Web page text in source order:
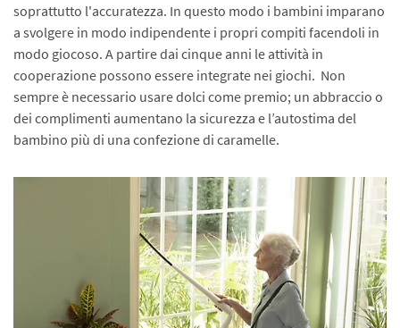
soprattutto l'accuratezza. In questo modo i bambini imparano
a svolgere in modo indipendente i propri compiti facendoli in
modo giocoso. A partire dai cinque anni le attività in
cooperazione possono essere integrate nei giochi. Non
sempre è necessario usare dolci come premio; un abbraccio o
dei complimenti aumentano la sicurezza e l’autostima del
bambino più di una confezione di caramelle.